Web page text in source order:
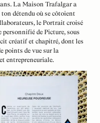
La Maison Trafalgar a
détendu où se côtoient
le Portrait croisé
personnifié de Picture, sous
créatif et chapitré, dont les
points de vue sur la
entrepreneuriale.